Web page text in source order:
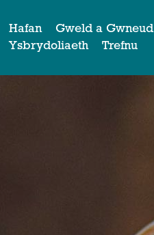
Hafan Gweld a Gwneud
Ysbrydoliaeth
Trefnu